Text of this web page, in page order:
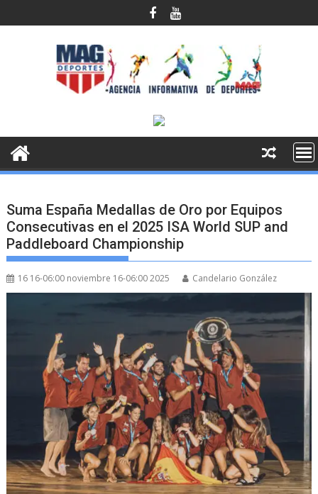
al
Suma España Medallas de Oro por Equipos
Consecutivas en el 2025 ISA World SUP and
Paddleboard Championship
16 16-06:00 noviembre 16-06:00 2025 Candelario González